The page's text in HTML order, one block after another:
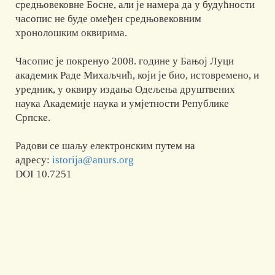
средњовековне Босне, али је намера да у будућности
часопис не буде омеђен средњовековним
хронолошким оквирима.
Часопис је покренуо 2008. године у Бањој Луци
академик Раде Михаљчић, који је био, истовремено, и
уредник, у оквиру издања Одељења друштвених
наука Академије наука и умјетности Републике
Српске.
Радови се шаљу електронским путем на
адресу:istorija@anurs.org
DOI 10.7251